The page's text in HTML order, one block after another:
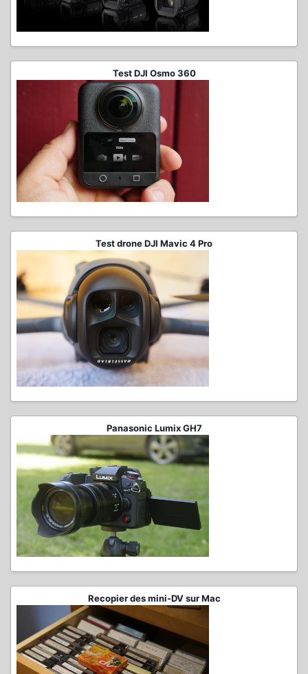
Test DJI Osmo 360
Test drone DJI Mavic 4 Pro
Panasonic Lumix GH7
Recopier des mini-DV sur Mac